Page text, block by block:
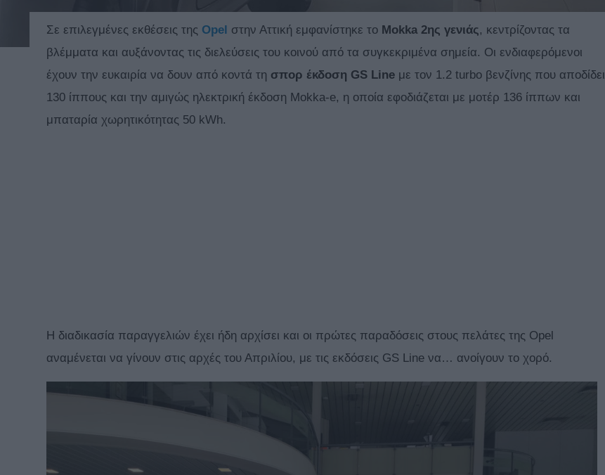
Σε επιλεγμένες εκθέσεις της Opel στην Αττική εμφανίστηκε το Mokka 2ης γενιάς, κεντρίζοντας τα
βλέμματα και αυξάνοντας τις διελεύσεις του κοινού από τα συγκεκριμένα σημεία. Οι ενδιαφερόμενοι
έχουν την ευκαιρία να δουν από κοντά τη σπορ έκδοση GS Line με τον 1.2 turbo βενζίνης που αποδίδει
130 ίππους και την αμιγώς ηλεκτρική έκδοση Mokka-e, η οποία εφοδιάζεται με μοτέρ 136 ίππων και
μπαταρία χωρητικότητας 50 kWh.
Η διαδικασία παραγγελιών έχει ήδη αρχίσει και οι πρώτες παραδόσεις στους πελάτες της Opel
αναμένεται να γίνουν στις αρχές του Απριλίου, με τις εκδόσεις GS Line να… ανοίγουν το χορό.